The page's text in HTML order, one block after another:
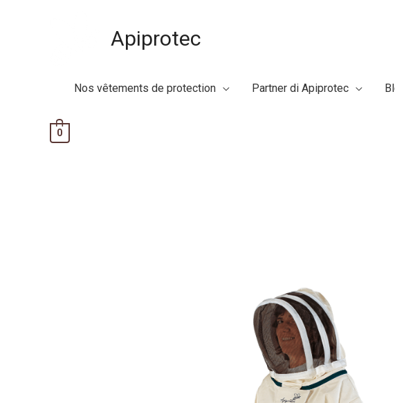
Apiprotec
Nos vêtements de protection Partner di Apiprotec
0